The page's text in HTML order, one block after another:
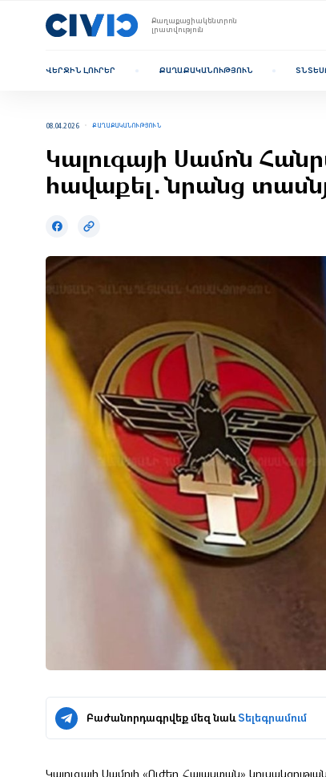
Քաղաքացիակենտրոն
լրատվություն
ՎԵՐՋԻՆ ԼՈՒՐԵՐ ՔԱՂԱՔԱԿԱՆՈՒԹՅՈՒՆ
08.04.2026 ՔԱՂԱՔԱԿԱՆՈՒԹՅՈՒՆ
Կալուգայի Սամոն
հավաքել․ նրանց
Բաժանորդագրվեք մեզ նաևՏելեգրամում